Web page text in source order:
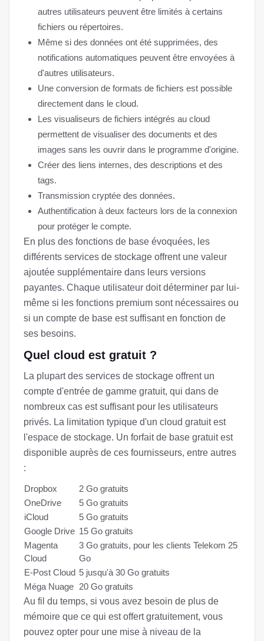
autres utilisateurs peuvent être limités à certains
fichiers ou répertoires.
Même si des données ont été supprimées, des
notifications automatiques peuvent être envoyées à
d'autres utilisateurs.
Une conversion de formats de fichiers est possible
directement dans le cloud.
Les visualiseurs de fichiers intégrés au cloud
permettent de visualiser des documents et des
images sans les ouvrir dans le programme d'origine.
Créer des liens internes, des descriptions et des
tags.
Transmission cryptée des données.
Authentification à deux facteurs lors de la connexion
pour protéger le compte.
En plus des fonctions de base évoquées, les
différents services de stockage offrent une valeur
ajoutée supplémentaire dans leurs versions
payantes. Chaque utilisateur doit déterminer par lui-
même si les fonctions premium sont nécessaires ou
si un compte de base est suffisant en fonction de
ses besoins.
Quel cloud est gratuit ?
La plupart des services de stockage offrent un
compte d'entrée de gamme gratuit, qui dans de
nombreux cas est suffisant pour les utilisateurs
privés. La limitation typique d'un cloud gratuit est
l'espace de stockage. Un forfait de base gratuit est
disponible auprès de ces fournisseurs, entre autres
:
Dropbox
2 Go gratuits
OneDrive
5 Go gratuits
iCloud
5 Go gratuits
Google Drive 15 Go gratuits
Magenta
Cloud
3 Go gratuits, pour les clients Telekom 25
Go
E-Post Cloud 5 jusqu'à 30 Go gratuits
Méga Nuage 20 Go gratuits
Au fil du temps, si vous avez besoin de plus de
mémoire que ce qui est offert gratuitement, vous
pouvez opter pour une mise à niveau de la